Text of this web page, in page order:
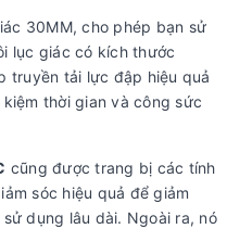
30MM, cho phép bạn sử
lục giác có kích thước
truyền tải lực đập hiệu quả
thời gian và công sức
cũng được trang bị các tính
sóc hiệu quả để giảm
dụng lâu dài. Ngoài ra, nó